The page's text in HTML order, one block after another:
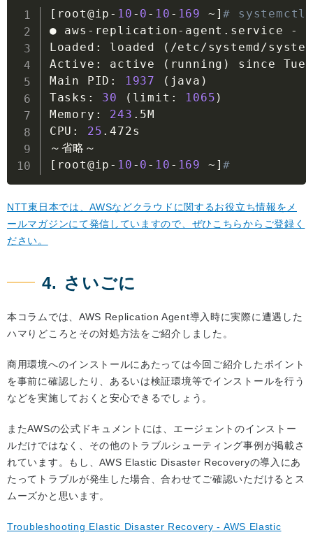
[ root@ip - 10 - 0 - 10 - 169 ~ ]# systemctl
● aws - replication- agent . service -
Loaded : loaded ( /etc/systemd/system
Active : active ( running )
since Tue
Main PID : 1937 ( java )
Tasks : 30 ( limit : 1065 )
Memory : 243 . 5M
CPU : 25 .472s
[ root@ip - 10 - 0 - 10 - 169 ~ ]#
NTT東日本では、AWSなどクラウドに関するお役立ち情報をメ
ールマガジンにて発信していますので、ぜひこちらからご登録く
ださい。
4. さいごに
本コラムでは、AWS Replication Agent導入時に実際に遭遇した
ハマりどころとその対処方法をご紹介しました。
商用環境へのインストールにあたっては今回ご紹介したポイント
を事前に確認したり、あるいは検証環境等でインストールを行う
などを実施しておくと安心できるでしょう。
またAWSの公式ドキュメントには、エージェントのインストー
ルだけではなく、その他のトラブルシューティング事例が掲載さ
れています。もし、AWS Elastic Disaster Recoveryの導入にあ
たってトラブルが発生した場合、合わせてご確認いただけるとス
ムーズかと思います。
Troubleshooting Elastic Disaster Recovery - AWS Elastic